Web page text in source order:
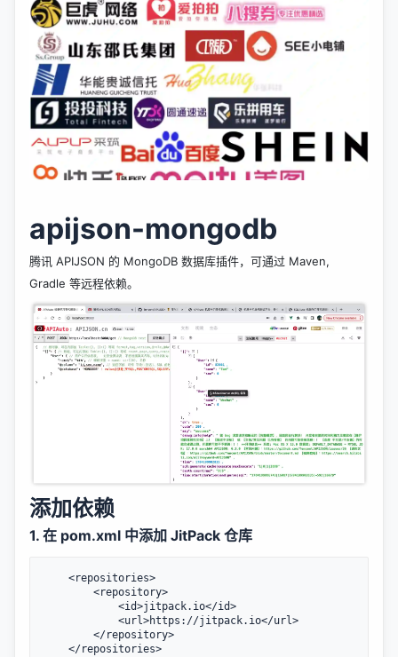
apijson-mongodb
腾讯 APIJSON 的 MongoDB 数据库插件，可通过 Maven,
Gradle 等远程依赖。
添加依赖
1. 在 pom.xml 中添加 JitPack 仓库
	<
repositories>
		<
repository>
		    <
id>jitpack.io</id>
		    <
url>https://jitpack.io</url>
		</
repository>
	</
repositories